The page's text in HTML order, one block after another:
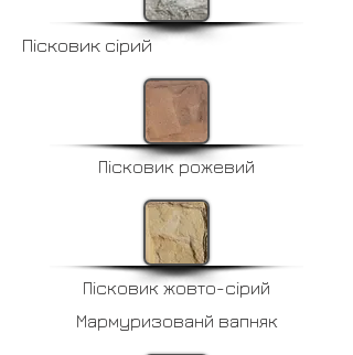
Пісковик сірий
Пісковик рожевий
Пісковик жовто-сірий
Мармуризованй вапняк